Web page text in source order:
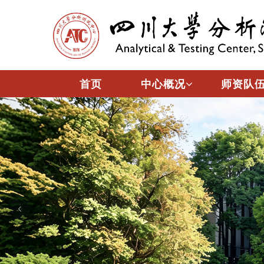
首页 中心概况 师资队